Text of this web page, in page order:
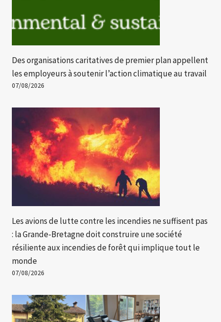
Des organisations caritatives de premier plan appellent
les employeurs à soutenir l’action climatique au travail
07/08/2026
Les avions de lutte contre les incendies ne suffisent pas
: la Grande-Bretagne doit construire une société
résiliente aux incendies de forêt qui implique tout le
monde
07/08/2026